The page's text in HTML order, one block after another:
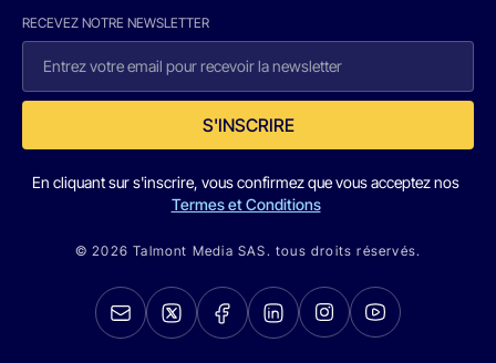
RECEVEZ NOTRE NEWSLETTER
S'INSCRIRE
En cliquant sur s'inscrire, vous confirmez que vous acceptez nos
Termes et Conditions
© 2026 Talmont Media SAS. tous droits réservés.